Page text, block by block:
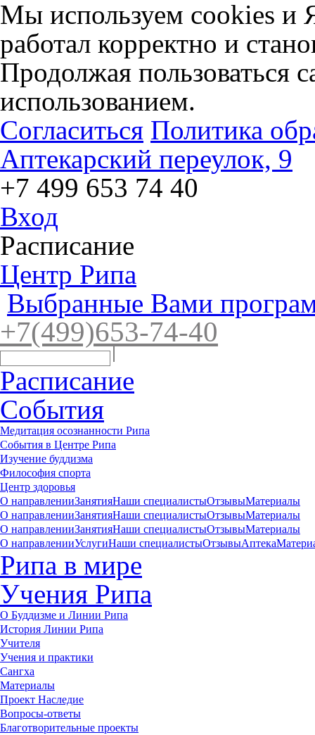
Мы используем cookies и
работал корректно и
Продолжая пользоваться
использованием.
Согласиться Политика
Аптекарский переулок, 9
+7 499 653 74 40
Вход
Расписание
Центр Рипа
Выбранные Вами
+7(499)653-74-40
Расписание
События
Медитация осознанности Рипа
События в Центре Рипа
Изучение буддизма
Философия спорта
Центр здоровья
О направленииЗанятияНаши специалистыОтзывыМатериалы
О направленииЗанятияНаши специалистыОтзывыМатериалы
О направленииЗанятияНаши специалистыОтзывыМатериалы
О направленииУслугиНаши специалистыОтзывыАптека
Рипа в мире
Учения Рипа
О Буддизме и Линии Рипа
История Линии Рипа
Учителя
Учения и практики
Сангха
Материалы
Проект Наследие
Вопросы-ответы
Благотворительные проекты